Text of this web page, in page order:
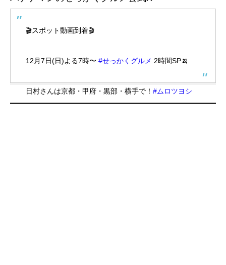
🎬スポット動画到着🎬
12月7日(日)よる7時〜 #せっかくグルメ 2時間SP🍌
日村さんは京都・甲府・黒部・横手で！ #ムロツヨシ
さんは那須で！